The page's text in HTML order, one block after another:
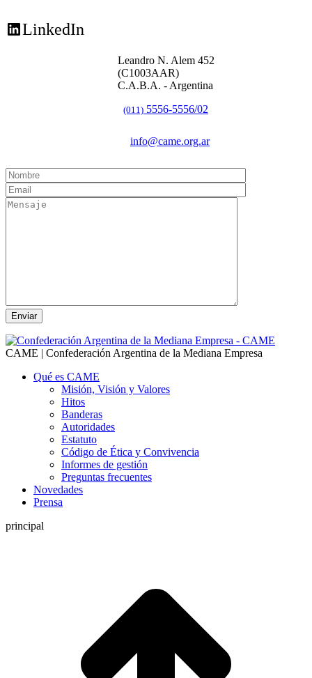
LinkedIn
Leandro N. Alem 452
(C1003AAR)
C.A.B.A. - Argentina
(011) 5556-5556/02
info@came.org.ar
CAME | Confederación Argentina de la Mediana Empresa
Qué es CAME
Misión, Visión y Valores
Hitos
Banderas
Autoridades
Estatuto
Código de Ética y Convivencia
Informes de gestión
Preguntas frecuentes
Novedades
Prensa
principal